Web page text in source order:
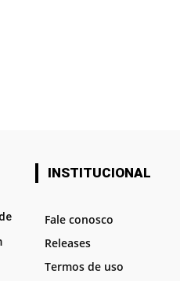
INSTITUCIONAL
Fale conosco
Releases
Termos de uso